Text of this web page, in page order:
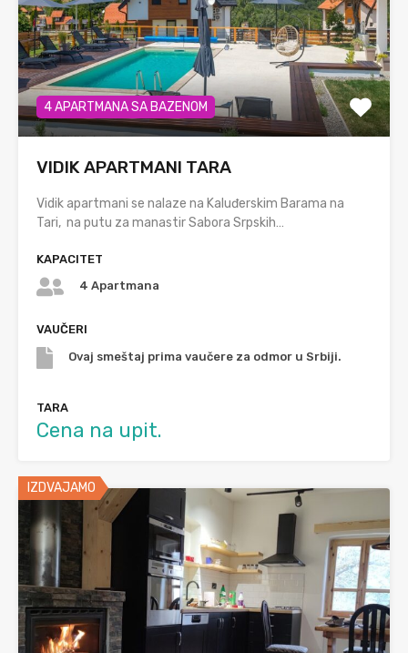
4 APARTMANA SA BAZENOM
VIDIK APARTMANI TARA
Vidik apartmani se nalaze na Kaluđerskim Barama na
Tari, na putu za manastir Sabora Srpskih…
KAPACITET
4 Apartmana
VAUČERI
Ovaj smeštaj prima vaučere za odmor u Srbiji.
TARA
Cena na upit.
IZDVAJAMO